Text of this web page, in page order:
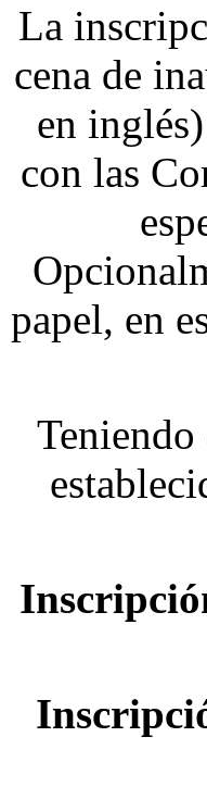
La
cena de
en
con las
papel, en